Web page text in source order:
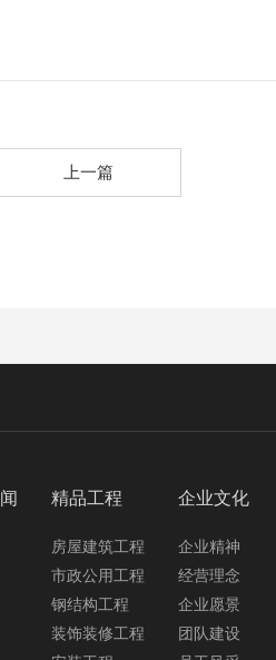
上一篇
精品工程
房屋建筑工程
市政公用工程
钢结构工程
装饰装修工程
企业文化
企业精神
经营理念
企业愿景
团队建设